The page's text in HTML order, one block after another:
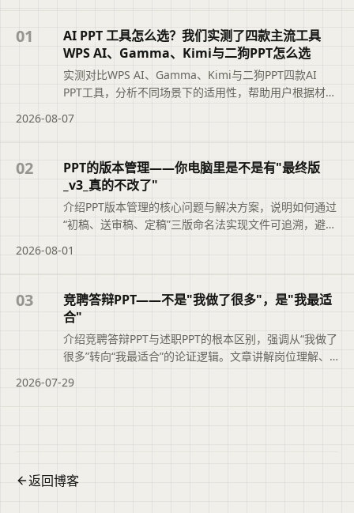
01
AI PPT 工具怎么选？我们实测了四款主流工具
WPS AI、Gamma、Kimi与二狗PPT怎么选
实测对比WPS AI、Gamma、Kimi与二狗PPT四款AI
PPT工具，分析不同场景下的适用性，帮助用户根据材料
目追求综合排名。摘要依据标题与正文整理，概括页面
断文章是否符合当前需求，再查看完整原文。
2026-08-07
02
PPT的版本管理——你电脑里是不是有"最终版
_v3_真的不改了"
介绍PPT版本管理的核心问题与解决方案，说明如何通过
“初稿、送审稿、定稿”三版命名法实现文件可追溯，避免
大纲版本记录功能，帮助职场人快速定位正确文件，提
面主题、主要内容与适用场景，再进入原文查看完整信
息。
2026-08-01
03
竞聘答辩PPT——不是"我做了很多"，是"我最适
合"
介绍竞聘答辩PPT与述职PPT的根本区别，强调从“我做了
很多”转向“我最适合”的论证逻辑。文章讲解岗位理解、
说明二狗PPT如何辅助结构化大纲与时间把控，帮助竞聘
2026-07-29
返回博客